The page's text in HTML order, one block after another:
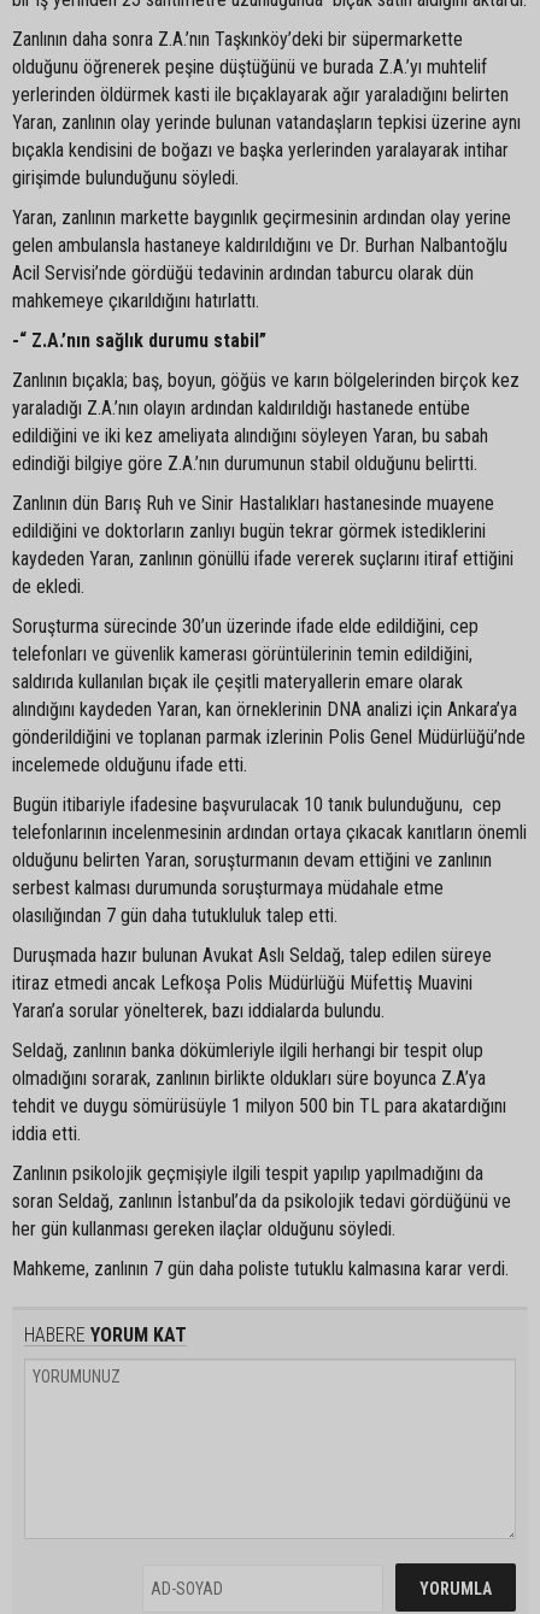
Zanlının daha sonra Z.A.’nın Taşkınköy’deki bir süpermarkette
olduğunu öğrenerek peşine düştüğünü ve burada Z.A.’yı muhtelif
yerlerinden öldürmek kasti ile bıçaklayarak ağır yaraladığını belirten
Yaran, zanlının olay yerinde bulunan vatandaşların tepkisi üzerine aynı
bıçakla kendisini de boğazı ve başka yerlerinden yaralayarak intihar
girişimde bulunduğunu söyledi.
Yaran, zanlının markette baygınlık geçirmesinin ardından olay yerine
gelen ambulansla hastaneye kaldırıldığını ve Dr. Burhan Nalbantoğlu
Acil Servisi’nde gördüğü tedavinin ardından taburcu olarak dün
mahkemeye çıkarıldığını hatırlattı.
-“ Z.A.’nın sağlık durumu stabil”
Zanlının bıçakla; baş, boyun, göğüs ve karın bölgelerinden birçok kez
yaraladığı Z.A.’nın olayın ardından kaldırıldığı hastanede entübe
edildiğini ve iki kez ameliyata alındığını söyleyen Yaran, bu sabah
edindiği bilgiye göre Z.A.’nın durumunun stabil olduğunu belirtti.
Zanlının dün Barış Ruh ve Sinir Hastalıkları hastanesinde muayene
edildiğini ve doktorların zanlıyı bugün tekrar görmek istediklerini
kaydeden Yaran, zanlının gönüllü ifade vererek suçlarını itiraf ettiğini
de ekledi.
Soruşturma sürecinde 30’un üzerinde ifade elde edildiğini, cep
telefonları ve güvenlik kamerası görüntülerinin temin edildiğini,
saldırıda kullanılan bıçak ile çeşitli materyallerin emare olarak
alındığını kaydeden Yaran, kan örneklerinin DNA analizi için Ankara’ya
gönderildiğini ve toplanan parmak izlerinin Polis Genel Müdürlüğü’nde
incelemede olduğunu ifade etti.
Bugün itibariyle ifadesine başvurulacak 10 tanık bulunduğunu, cep
telefonlarının incelenmesinin ardından ortaya çıkacak kanıtların önemli
olduğunu belirten Yaran, soruşturmanın devam ettiğini ve zanlının
serbest kalması durumunda soruşturmaya müdahale etme
olasılığından 7 gün daha tutukluluk talep etti.
Duruşmada hazır bulunan Avukat Aslı Seldağ, talep edilen süreye
itiraz etmedi ancak Lefkoşa Polis Müdürlüğü Müfettiş Muavini
Yaran’a sorular yönelterek, bazı iddialarda bulundu.
Seldağ, zanlının banka dökümleriyle ilgili herhangi bir tespit olup
olmadığını sorarak, zanlının birlikte oldukları süre boyunca Z.A’ya
tehdit ve duygu sömürüsüyle 1 milyon 500 bin TL para akatardığını
iddia etti.
Zanlının psikolojik geçmişiyle ilgili tespit yapılıp yapılmadığını da
soran Seldağ, zanlının İstanbul’da da psikolojik tedavi gördüğünü ve
her gün kullanması gereken ilaçlar olduğunu söyledi.
Mahkeme, zanlının 7 gün daha poliste tutuklu kalmasına karar verdi.
HABERE YORUM KAT